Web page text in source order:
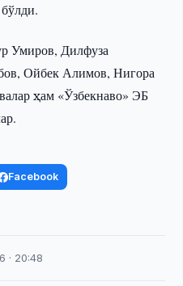
Умиров, Дилфуза
Ойбек Алимов, Нигора
ҳам «Ўзбекнаво» ЭБ
Facebook
· 20:48